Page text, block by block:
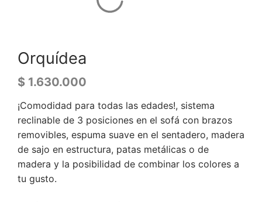
Orquídea
$ 1.630.000
¡Comodidad para todas las edades!, sistema
reclinable de 3 posiciones en el sofá con brazos
removibles, espuma suave en el sentadero, madera
de sajo en estructura, patas metálicas o de
madera y la posibilidad de combinar los colores a
tu gusto.